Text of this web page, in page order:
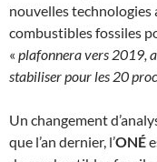
nouvelles technologies
combustibles fossiles
« plafonnera vers 2019,
stabiliser pour les 20
Un changement
que l’an dernier, l’ONÉ